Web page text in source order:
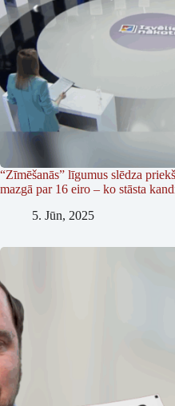
“Zīmēšanās” līgumus slēdza
mazgā par 16 eiro – ko stāsta
5. Jūn, 2025